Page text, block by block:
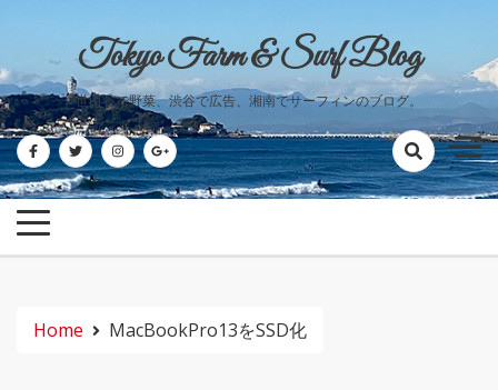
content
Tokyo Farm & Surf Blog
世田谷で野菜、渋谷で広告、湘南でサーフィンのブログ。
Home MacBookPro13をSSD化